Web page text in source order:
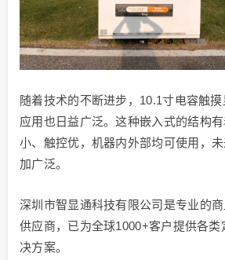
随着技术的不断进步，10.1寸电容触
应用也日益广泛。这种嵌入式的结构
小、触控优，机器内外部均可使用，
加广泛。
深圳市智显通科技有限公司是专业的
供应商，已为全球1000+客户提供各
决方案。